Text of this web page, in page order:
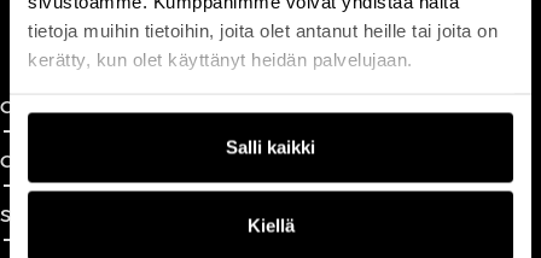
tietoja muihin tietoihin, joita olet antanut heille tai joita on
kerätty, kun olet käyttänyt heidän palvelujaan.
Salli kaikki
Kiellä
Book a call
CxO Circles
add_2
CxO Academy
add_2close
Solutions
add_2